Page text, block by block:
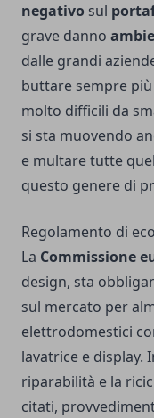
negativo sul
grave danno
dalle grandi
buttare sempre
molto difficili da
si sta muovendo
e multare tutte
questo genere di
Regolamento di
La Commissione
design, sta
sul mercato per
elettrodomestici
lavatrice e display.
riparabilità e la
citati,